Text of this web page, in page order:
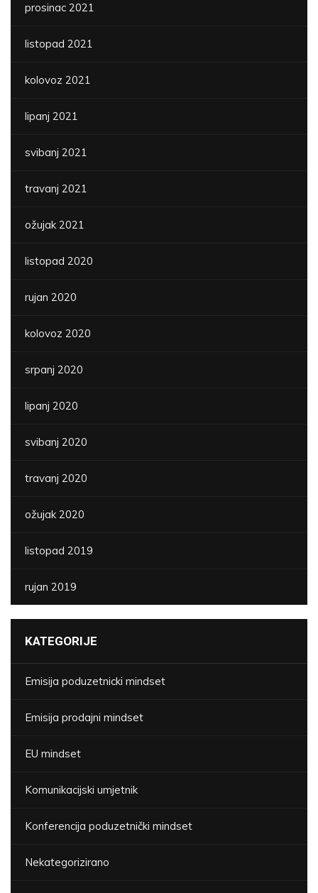
prosinac 2021
listopad 2021
kolovoz 2021
lipanj 2021
svibanj 2021
travanj 2021
ožujak 2021
listopad 2020
rujan 2020
kolovoz 2020
srpanj 2020
lipanj 2020
svibanj 2020
travanj 2020
ožujak 2020
listopad 2019
rujan 2019
KATEGORIJE
Emisija poduzetnicki mindset
Emisija prodajni mindset
EU mindset
Komunikacijski umjetnik
Konferencija poduzetnički mindset
Nekategorizirano